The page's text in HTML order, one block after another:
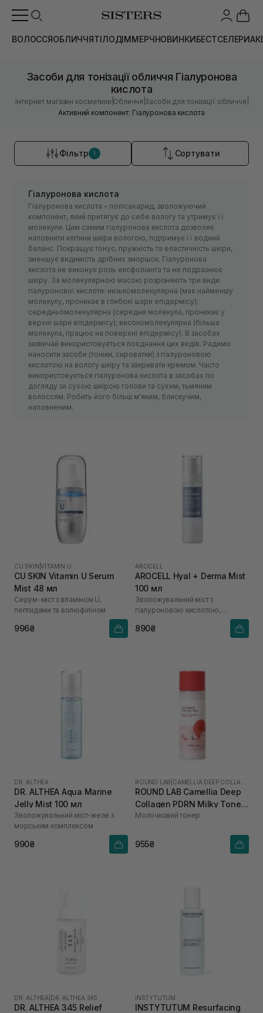
ВОЛОССЯОБЛИЧЧЯТІЛОДІММЕРЧНОВИНКИБЕСТСЕЛЕРИ
Засоби для тонізації обличчя Гіалуронова
кислота
Інтернет магазин косметики |Обличчя |Засоби для тонізації обличчя
Активний компонент: Гіалуронова кислота
Фільтр 1 Сортувати
Гіалуронова кислота
Гіалуронова кислота – полісахарид, зволожуючий
компонент, який притягує до себе вологу та утримує її
молекули. Цим самим гіалуронова кислота дозволяє
наповнити клітини шкіри вологою, підтримує її водний
баланс. Покращує тонус, пружність та еластичність шкіри,
зменшує видимість дрібних зморшок. Гіалуронова
кислота не виконує роль ексфоліанта та не подразнює
шкіру. За молекулярною масою розрізняють три види
гіалуронової кислоти: низькомолекулярна (має найменшу
молекулу, проникає в глибокі шари епідермісу);
середньомолекулярна (середня молекула, проникає у
верхні шари епідермісу); високомолекулярна (більша
молекула, працює на поверхні епідермісу). В засобах
зазвичай використовується поєднання цих видів. Радимо
наносити засоби (тоніки, сироватки) з гіалуроновою
кислотою на вологу шкіру та закривати кремом. Часто
використовується гіалуронова кислота в засобах по
догляду за сухою шкірою голови та сухим, тьмяним
волоссям. Робить його більш м'яким, блискучим,
наповненим.
CU SKIN |VITAMIN U
CU SKIN Vitamin U Serum
Mist 48 мл
Серум-міст з вітаміном U,
пептидами та волюфіліном
996₴
AROCELL
AROCELL Hyal + Derma Mist
100 мл
Зволожувальний міст з
гіалуроновою кислотою,
890₴
DR. ALTHEA
DR. ALTHEA Aqua Marine
Jelly Mist 100 мл
Зволожувальний міст-желе з
морським комплексом
990₴
ROUND LAB
ROUND LAB Camellia Deep
Collagen PDRN Milky Toner
150 мл
Молочковий тонер
955₴
DR. ALTHEA DR. ALTHEA 345
DR. ALTHEA 345 Relief
INSTYTUTUM
INSTYTUTUM Resurfacing